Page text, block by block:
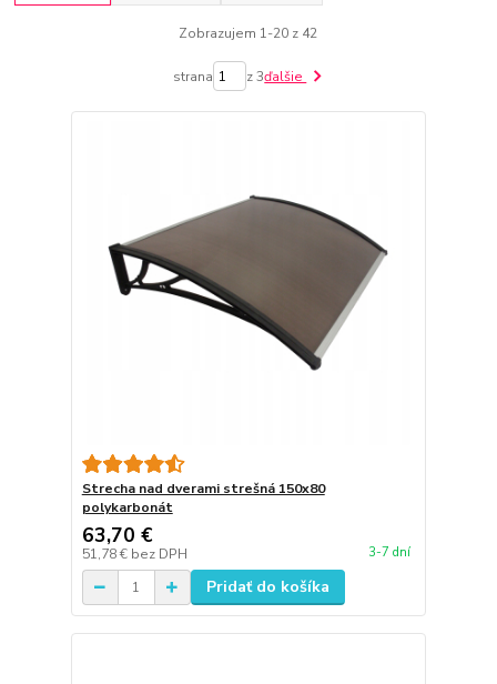
Zobrazujem 1-20 z 42
strana z 3ďalšie
Strecha nad dverami strešná 150x80
polykarbonát
63,70 €
51,78 € bez DPH 3-7 dní
Pridať do košíka